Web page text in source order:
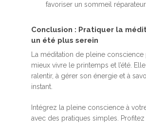
favoriser un sommeil réparateur.
Conclusion : Pratiquer la
un été plus serein
La méditation de pleine
mieux vivre le printemps et l’été.
ralentir, à gérer son énergie et à
instant.
Intégrez la pleine conscience à
avec des pratiques simples. Profitez